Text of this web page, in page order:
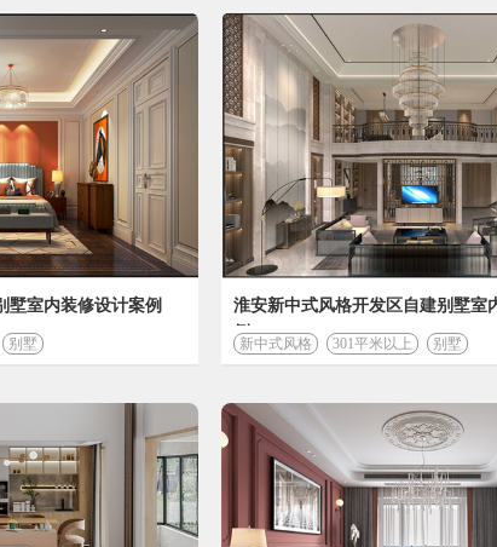
墅室内装修设计案例
别墅
淮安新中式风格开发区自建别墅室
例
新中式风格 301平米以上 别墅
有 人成功获取装修预算
您的装修
93112
设计费 (元)
46524
材料费 (元)
*装修预算会根